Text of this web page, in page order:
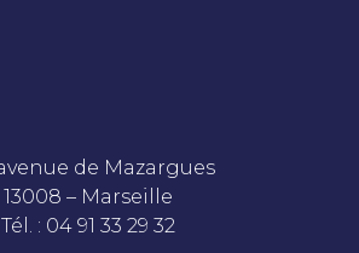
de Mazargues
13008 – Marseille
Tél. : 04 91 33 29 32